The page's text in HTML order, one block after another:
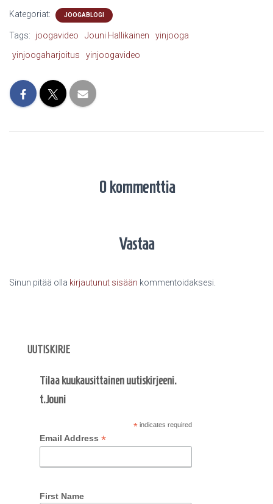
Kategoriat: JOOGABLOGI
Tags: joogavideo Jouni Hallikainen
yinjooga
yinjoogaharjoitus
yinjoogavideo
0 kommenttia
Vastaa
Sinun pitää olla kirjautunut sisään kommentoidaksesi.
UUTISKIRJE
Tilaa kuukausittainen uutiskirjeeni.
t.Jouni
*indicates required
Email Address *
First Name